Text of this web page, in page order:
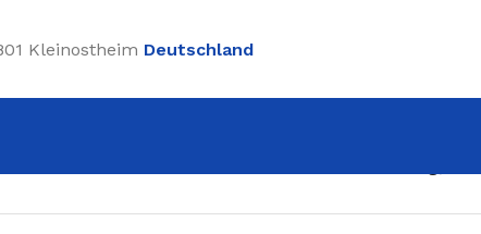
Kleinostheim Deutschland
Baumwollhandschuh mit blauer Nitrilbeschichtung,